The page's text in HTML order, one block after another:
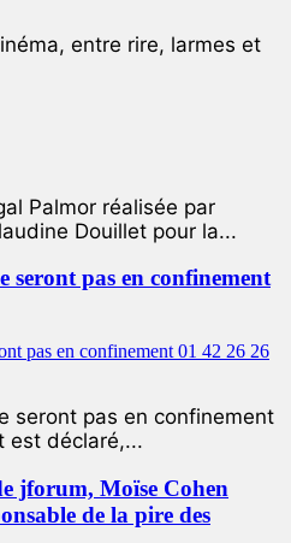
entre rire, larmes et
Palmor réalisée par
Douillet pour la...
seront pas en confinement
seront pas en confinement
est déclaré,...
jforum, Moïse Cohen
de la pire des